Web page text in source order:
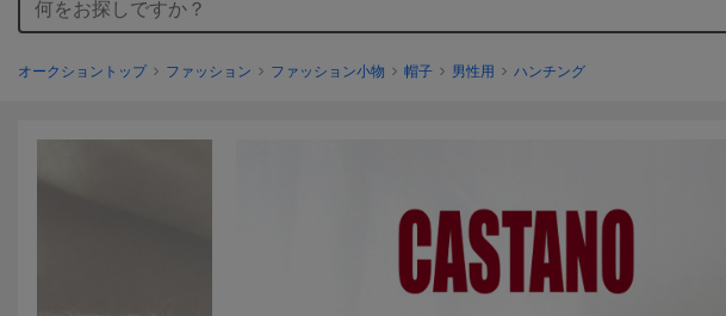
オークショントップ ファッション ファッション小物 帽子 男性用 ハンチング